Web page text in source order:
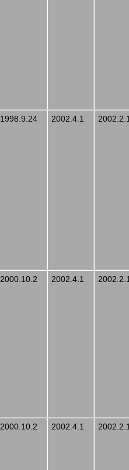
1998.9.24 2002.4.1
2000.10.2 2002.4.1
2000.10.2 2002.4.1